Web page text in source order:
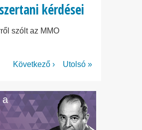
kérdései
szólt az MMO
Következő
Következő ›
Utolsó
Utolsó »
a